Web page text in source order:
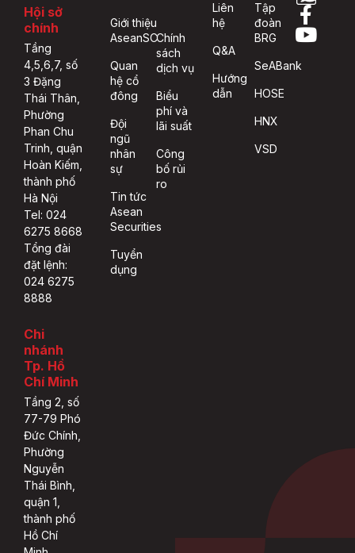
Hội sở
chính
Tầng
4,5,6,7, số
3 Đặng
Thái Thân,
Phường
Phan Chu
Trinh, quận
Hoàn Kiếm,
thành phố
Hà Nội
Tel: 024
6275 8668
Tổng đài
đặt lệnh:
024 6275
8888
Chi
nhánh
Tp. Hồ
Chí Minh
Tầng 2, số
77-79 Phó
Đức Chính,
Phường
Nguyễn
Thái Bình,
quận 1,
thành phố
Hồ Chí
Giới thiệu
AseanSC
Quan
hệ cổ
đông
Đội
ngũ
nhân
sự
Tin tức
Asean
Securities
Tuyển
dụng
Chính
sách
dịch vụ
Biểu
phí và
lãi suất
Công
bố rủi
ro
Liên
hệ
Q&A
Hướng
dẫn
Tập
đoàn
BRG
SeABank
HOSE
HNX
VSD